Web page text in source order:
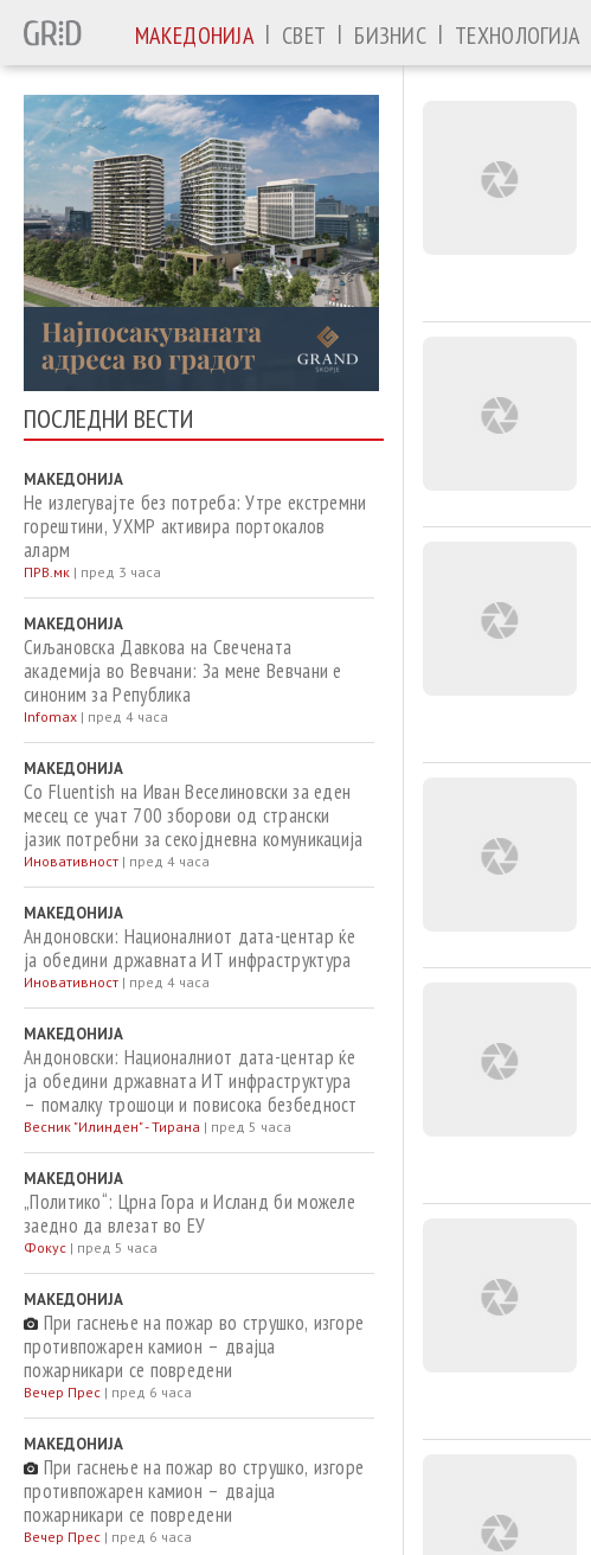
МАКЕДОНИЈА | СВЕТ | БИЗНИС | ТЕХНОЛОГИЈА
ПОСЛЕДНИ ВЕСТИ
МАКЕДОНИЈА
Не излегувајте без потреба: Утре екстремни
горештини, УХМР активира портокалов
аларм
ПРВ.мк | пред 3 часа
МАКЕДОНИЈА
Сиљановска Давкова на Свечената
академија во Вевчани: За мене Вевчани е
синоним за Република
Infomax | пред 4 часа
МАКЕДОНИЈА
Со Fluentish на Иван Веселиновски за еден
месец се учат 700 зборови од странски
јазик потребни за секојдневна комуникација
Иновативност | пред 4 часа
МАКЕДОНИЈА
Андоновски: Националниот дата-центар ќе
ја обедини државната ИТ инфраструктура
Иновативност | пред 4 часа
МАКЕДОНИЈА
Андоновски: Националниот дата-центар ќе
ја обедини државната ИТ инфраструктура
– помалку трошоци и повисока безбедност
Весник "Илинден" - Тирана | пред 5 часа
МАКЕДОНИЈА
„Политико“: Црна Гора и Исланд би можеле
заедно да влезат во ЕУ
Фокус | пред 5 часа
МАКЕДОНИЈА
При гаснење на пожар во струшко, изгоре
противпожарен камион – двајца
пожарникари се повредени
Вечер Прес | пред 6 часа
МАКЕДОНИЈА
При гаснење на пожар во струшко, изгоре
противпожарен камион – двајца
пожарникари се повредени
Вечер Прес | пред 6 часа